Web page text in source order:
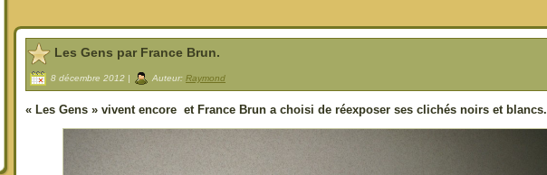
Les Gens par France Brun.
8 décembre 2012 | Auteur: Raymond
« Les Gens » vivent encore et France Brun a choisi de réexposer ses clichés noirs et blancs.